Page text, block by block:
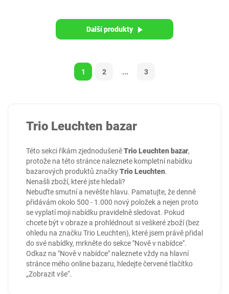
Další produkty
1 2 ... 3
Trio Leuchten bazar
Této sekci říkám zjednodušeněTrio Leuchten bazar,
protože na této stránce naleznete kompletní nabídku
bazarových produktů značkyTrio Leuchten.
Nenašli zboží, které jste hledali?
Nebuďte smutní a nevěšte hlavu. Pamatujte, že denně
přidávám okolo 500 - 1.000 nový položek a nejen proto
se vyplatí moji nabídku pravidelně sledovat. Pokud
chcete být v obraze a prohlédnout si veškeré zboží (bez
ohledu na značku Trio Leuchten), které jsem právě přidal
do své nabídky, mrkněte do sekce "Nově v nabídce".
Odkaz na "Nově v nabídce" naleznete vždy na hlavní
stránce mého online bazaru, hledejte červené tlačítko
„Zobrazit vše“.